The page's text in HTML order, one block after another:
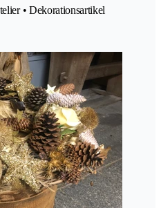
• Dekorationsartikel